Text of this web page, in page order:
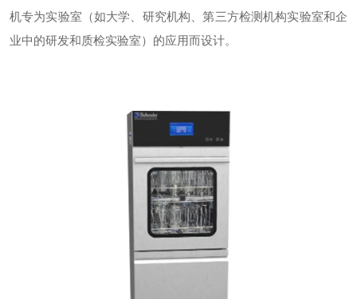
机专为实验室（如大学、研究机构、第三方检测机构实验室和企
业中的研发和质检实验室）的应用而设计。